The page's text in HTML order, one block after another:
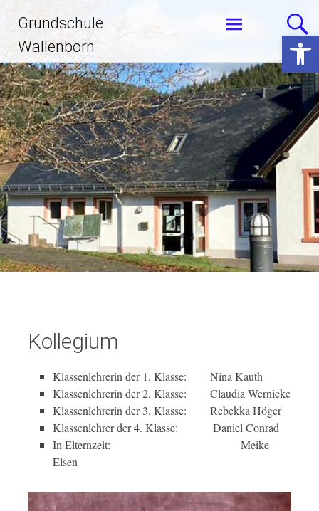
Inhalt
springen
Grundschule
Wallenborn
Kollegium
Klassenlehrerin der 1. Klasse: Nina Kauth
Klassenlehrerin der 2. Klasse: Claudia Wernicke
Klassenlehrerin der 3. Klasse: Rebekka Höger
Klassenlehrer der 4. Klasse: Daniel Conrad
In Elternzeit: Meike
Elsen